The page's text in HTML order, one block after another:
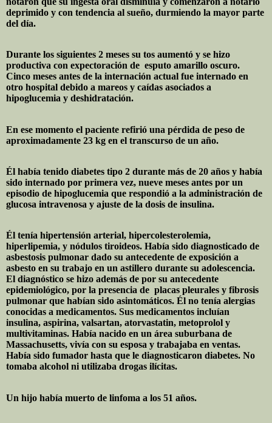
deprimido y con tendencia al sueño, durmiendo la mayor parte
del día.
Durante los siguientes 2 meses su tos aumentó y se hizo
productiva con expectoración de esputo amarillo oscuro.
Cinco meses antes de la internación actual fue internado en
otro hospital debido a mareos y caídas asociados a
hipoglucemia y deshidratación.
En ese momento el paciente refirió una pérdida de peso de
aproximadamente 23 kg en el transcurso de un año.
Él había tenido diabetes tipo 2 durante más de 20 años y había
sido internado por primera vez, nueve meses antes por un
episodio de hipoglucemia que respondió a la administración de
glucosa intravenosa y ajuste de la dosis de insulina.
Él tenía hipertensión arterial, hipercolesterolemia,
hiperlipemia, y nódulos tiroideos. Había sido diagnosticado de
asbestosis pulmonar dado su antecedente de exposición a
asbesto en su trabajo en un astillero durante su adolescencia.
El diagnóstico se hizo además de por su antecedente
epidemiológico, por la presencia de placas pleurales y fibrosis
pulmonar que habían sido asintomáticos. Él no tenía alergias
conocidas a medicamentos. Sus medicamentos incluían
insulina, aspirina, valsartan, atorvastatin, metoprolol y
multivitaminas. Había nacido en un área suburbana de
Massachusetts, vivía con su esposa y trabajaba en ventas.
Había sido fumador hasta que le diagnosticaron diabetes. No
tomaba alcohol ni utilizaba drogas ilícitas.
Un hijo había muerto de linfoma a los 51 años.